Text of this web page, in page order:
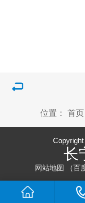
位置： 首页
长
网站地图 （百